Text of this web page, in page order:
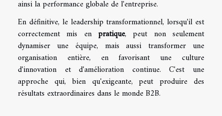
ainsi la performance globale de l'entreprise.
En définitive, le leadership transformationnel, lorsqu'il est
correctement mis en pratique, peut non seulement
dynamiser une équipe, mais aussi transformer une
organisation entière, en favorisant une culture
d'innovation et d'amélioration continue. C'est une
approche qui, bien qu'exigeante, peut produire des
résultats extraordinaires dans le monde B2B.